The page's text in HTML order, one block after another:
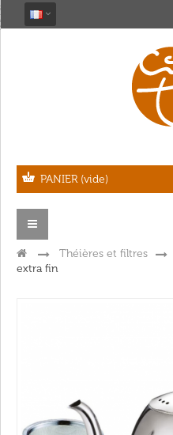
PANIER (vide)
Navigation
bascule
>
Théières et filtres >
extra fin